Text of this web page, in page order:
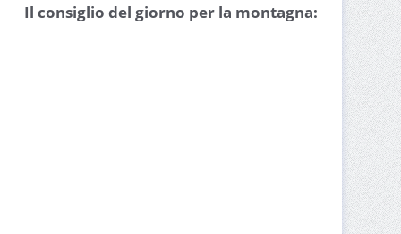
Il consiglio del giorno per la montagna: